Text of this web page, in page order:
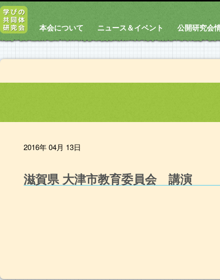
本会について ニュース＆イベント 公開研究会
2016年 04月 13日
滋賀県 大津市教育委員会 講演